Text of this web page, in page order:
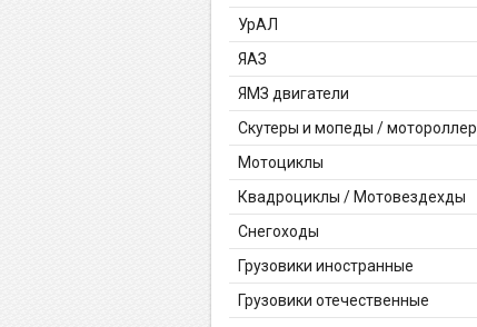
УрАЛ
ЯАЗ
ЯМЗ двигатели
Скутеры и мопеды /
Мотоциклы
Квадроциклы / Мотовездехды
Снегоходы
Грузовики иностранные
Грузовики отечественные